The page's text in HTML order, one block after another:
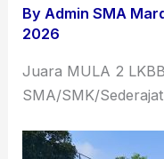
ByAdmin SMA
2026
Juara MULA 2
SMA/SMK/